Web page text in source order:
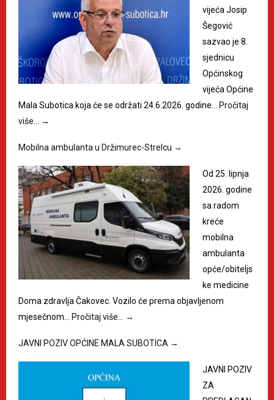
vijeća Josip
Šegović
sazvao je 8.
sjednicu
Općinskog
vijeća Općine
Mala Subotica koja će se održati 24.6.2026. godine…
Pročitaj
više…
→
Mobilna ambulanta u Držimurec-Strelcu →
Od 25. lipnja
2026. godine
sa radom
kreće
mobilna
ambulanta
opće/obiteljs
ke medicine
Doma zdravlja Čakovec. Vozilo će prema objavljenom
mjesečnom…
Pročitaj više… →
JAVNI POZIV OPĆINE MALA SUBOTICA →
JAVNI POZIV
ZA